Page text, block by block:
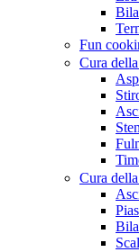
Fun
Cura della
Cura